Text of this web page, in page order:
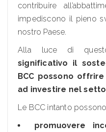
contribuire
impediscono il pieno
nostro Paese.
Alla luce di
significativo il
BCC possono
ad investire nel
Le BCC intanto
promuovere